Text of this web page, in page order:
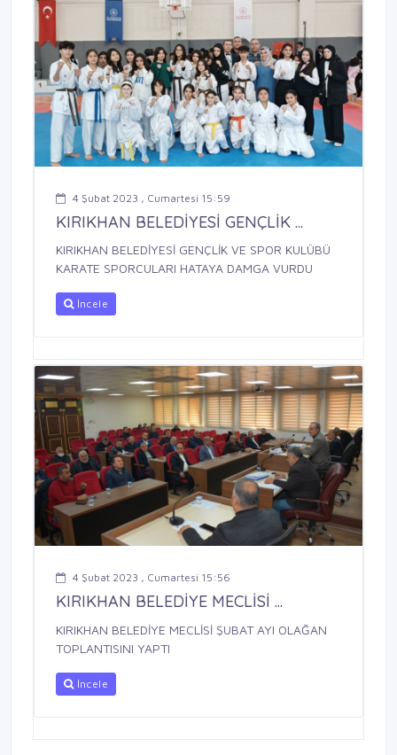
4 Şubat 2023 , Cumartesi 15:59
KIRIKHAN BELEDİYESİ GENÇLİK ...
KIRIKHAN BELEDİYESİ GENÇLİK VE SPOR KULÜBÜ
KARATE SPORCULARI HATAYA DAMGA VURDU
İncele
4 Şubat 2023 , Cumartesi 15:56
KIRIKHAN BELEDİYE MECLİSİ ...
KIRIKHAN BELEDİYE MECLİSİ ŞUBAT AYI OLAĞAN
TOPLANTISINI YAPTI
İncele